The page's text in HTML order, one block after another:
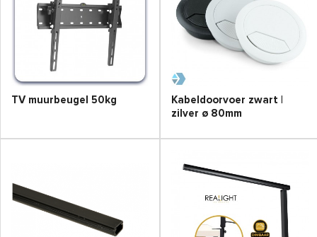
TV muurbeugel 50kg
Kabeldoorvoer zwart |
zilver ø 80mm